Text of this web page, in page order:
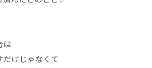
は
だけじゃなくて